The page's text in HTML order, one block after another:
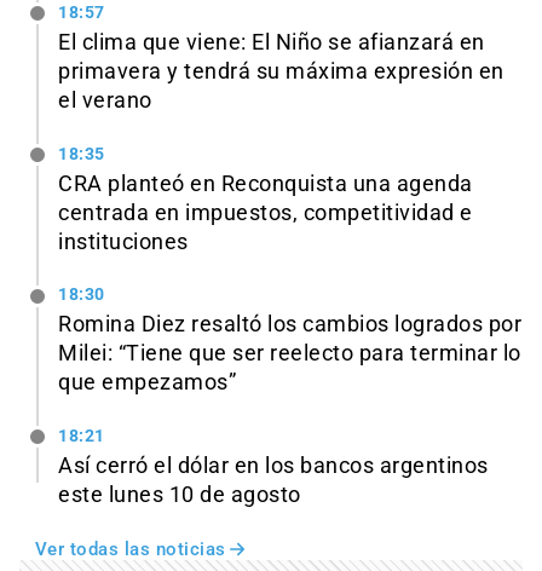
18:57
El clima que viene: El Niño se afianzará en
primavera y tendrá su máxima expresión en
el verano
18:35
CRA planteó en Reconquista una agenda
centrada en impuestos, competitividad e
instituciones
18:30
Romina Diez resaltó los cambios logrados por
Milei: “Tiene que ser reelecto para terminar lo
que empezamos”
18:21
Así cerró el dólar en los bancos argentinos
este lunes 10 de agosto
Ver todas las noticias